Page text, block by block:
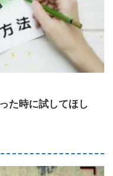
た時に試してほし